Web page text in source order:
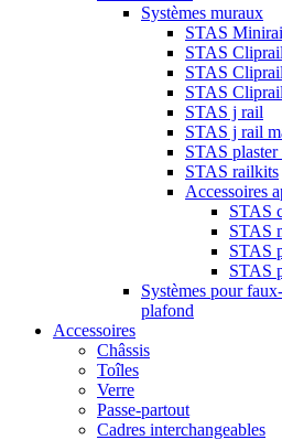
Systèmes muraux
STAS
STAS Cliprail
STAS
STAS
STAS j rail
STAS j rail
STAS plaster
STAS railkits
Accessoires
STAS
STAS
STAS
STAS
Systèmes pour faux-
plafond
Accessoires
Châssis
Toîles
Verre
Passe-partout
Cadres interchangeables